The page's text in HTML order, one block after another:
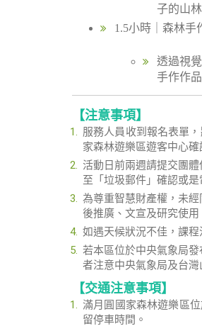
子的山
1.5小時｜森林手
透過視
手作作
【注意事項】
服務人員收到報名表單
家森林遊樂區遊客中心確
活動日前兩週請提交團
至「垃圾郵件」確認或是
為尊重智慧財產權，未
後推廣、文宣及研究使
如遇天候狀況不佳，課
若本區位於中央氣象局
者注意中央氣象局及台
【交通注意事項】
滿月圓國家森林遊樂區
留停車時間。